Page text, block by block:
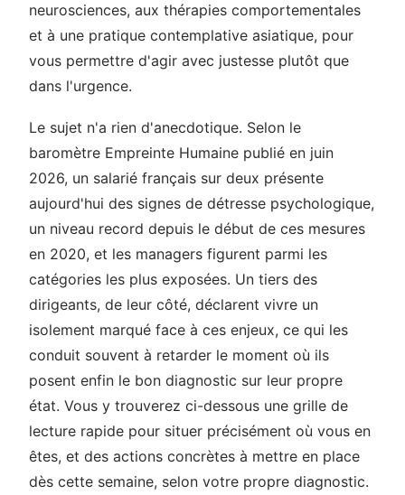
neurosciences, aux thérapies comportementales
et à une pratique contemplative asiatique, pour
vous permettre d'agir avec justesse plutôt que
dans l'urgence.
Le sujet n'a rien d'anecdotique. Selon le
baromètre Empreinte Humaine publié en juin
2026, un salarié français sur deux présente
aujourd'hui des signes de détresse psychologique,
un niveau record depuis le début de ces mesures
en 2020, et les managers figurent parmi les
catégories les plus exposées. Un tiers des
dirigeants, de leur côté, déclarent vivre un
isolement marqué face à ces enjeux, ce qui les
conduit souvent à retarder le moment où ils
posent enfin le bon diagnostic sur leur propre
état. Vous y trouverez ci-dessous une grille de
lecture rapide pour situer précisément où vous en
êtes, et des actions concrètes à mettre en place
dès cette semaine, selon votre propre diagnostic.